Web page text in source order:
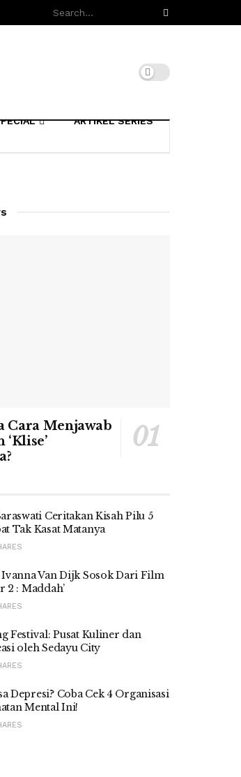
ARTIKEL SERIES
Cara Menjawab
Ceritakan Kisah Pilu 5
Tak Kasat Matanya
Ivanna Van Dijk Sosok Dari Film
2 : Maddah’
Festival: Pusat Kuliner dan
oleh Sedayu City
Depresi? Coba Cek 4 Organisasi
Mental Ini!